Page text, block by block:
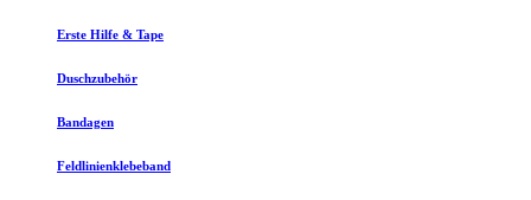
Erste Hilfe & Tape
Duschzubehör
Bandagen
Feldlinienklebeband